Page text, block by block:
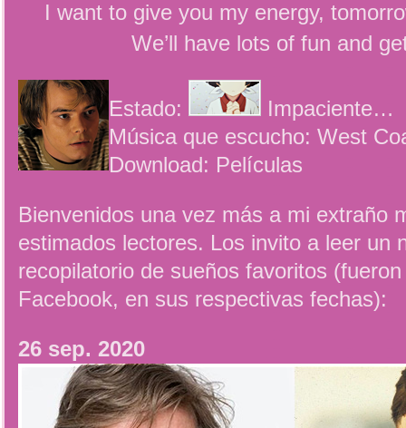
I want to give you my energy,
We’ll have lots of fun and
Estado:
Impaciente…
Música que escucho: West
Download: Películas
Bienvenidos una vez más a mi extraño
estimados lectores. Los invito a leer un
recopilatorio de sueños favoritos
Facebook, en sus respectivas fechas):
26 sep. 2020